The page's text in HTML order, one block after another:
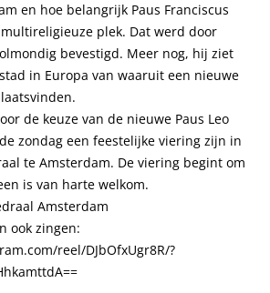
en hoe belangrijk Paus Franciscus
plek. Dat werd door
bevestigd. Meer nog, hij ziet
in Europa van waaruit een nieuwe
de keuze van de nieuwe Paus Leo
zondag een feestelijke viering zijn in
te Amsterdam. De viering begint om
is van harte welkom.
Amsterdam
ook zingen:
reel/DJbOfxUgr8R/?